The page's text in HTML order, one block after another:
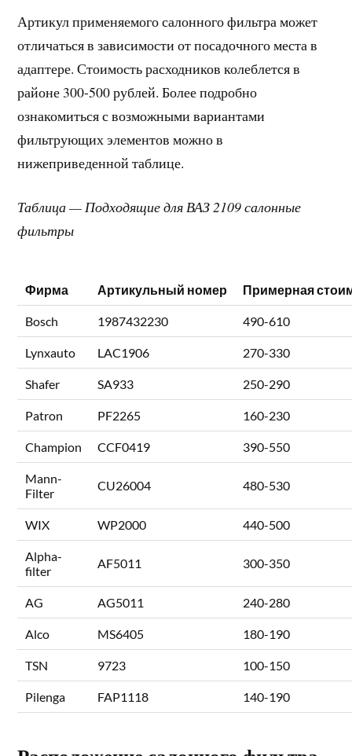
Артикул применяемого салонного фильтра может
отличаться в зависимости от посадочного места в
адаптере. Стоимость расходников колеблется в
районе 300-500 рублей. Более подробно
ознакомиться с возможными вариантами
фильтрующих элементов можно в
нижеприведенной таблице.
Таблица — Подходящие для ВАЗ 2109 салонные
фильтры
Фирма Артикульный номер Примерная
Bosch 1987432230 490-610
Lynxauto LAC1906 270-330
Shafer SA933 250-290
Patron PF2265 160-230
Champion CCF0419 390-550
Mann-
Filter
CU26004 480-530
WIX WP2000 440-500
Alpha-
filter
AF5011 300-350
AG AG5011 240-280
Alco MS6405 180-190
TSN 9723 100-150
Pilenga FAP1118 140-190